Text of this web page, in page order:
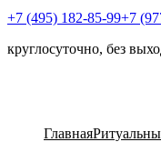
+7 (495) 182-85-99+7
круглосуточно, без
Главная